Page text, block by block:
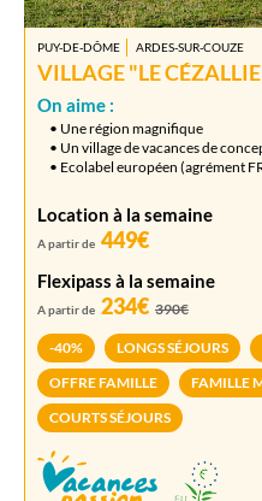
PUY-DE-DÔME ARDES-SUR-COUZE
VILLAGE "LE
On aime :
• Une région magnifique
• Un village de vacances de
• Ecolabel européen (agrément
Location à la semaine
A partir de 449€
Flexipass à la semaine
A partir de 234€ 390€
-40% LONGS SÉJOURS
OFFRE FAMILLE
FAMILLE
COURTS SÉJOURS